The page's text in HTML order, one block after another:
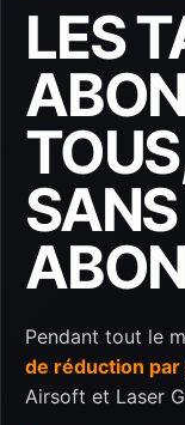
LES
SANS
Pendant tout le
de réduction
Airsoft et Laser